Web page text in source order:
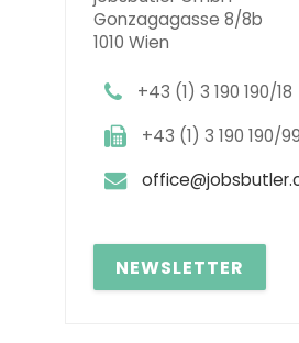
Gonzagagasse 8/8b
1010 Wien
+43 (1) 3 190 190/18
+43 (1) 3 190 190/99
NEWSLETTER